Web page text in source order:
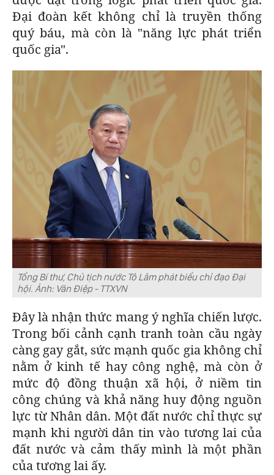
Đại đoàn kết không chỉ là truyền thống
quý báu, mà còn là "năng lực phát triển
quốc gia".
Tổng Bí thư, Chủ tịch nước Tô Lâm phát biểu chỉ đạo Đại
hội. Ảnh: Văn Điệp - TTXVN
Đây là nhận thức mang ý nghĩa chiến lược.
Trong bối cảnh cạnh tranh toàn cầu ngày
càng gay gắt, sức mạnh quốc gia không chỉ
nằm ở kinh tế hay công nghệ, mà còn ở
mức độ đồng thuận xã hội, ở niềm tin
công chúng và khả năng huy động nguồn
lực từ Nhân dân. Một đất nước chỉ thực sự
mạnh khi người dân tin vào tương lai của
đất nước và cảm thấy mình là một phần
của tương lai ấy.